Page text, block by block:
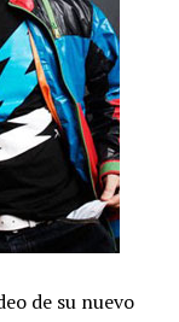
de su nuevo